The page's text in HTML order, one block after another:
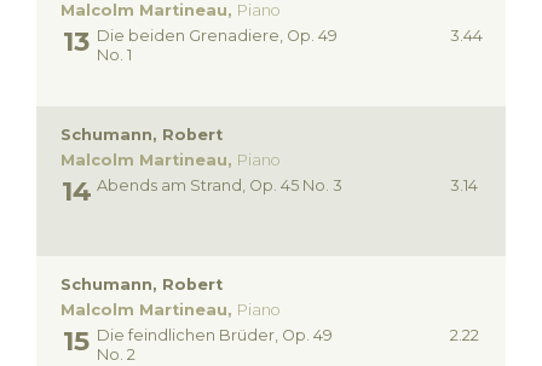
Malcolm Martineau, Piano
3.44
Die beiden Grenadiere, Op. 49
No. 1
Schumann, Robert
Malcolm Martineau, Piano
3.14
Abends am Strand, Op. 45 No. 3
Schumann, Robert
Malcolm Martineau, Piano
2.22
Die feindlichen Brüder, Op. 49
No. 2